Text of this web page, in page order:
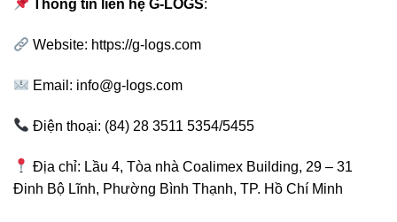
Thông tin liên hệ G-LOGS:
Website: https://g-logs.com
Email: info@g-logs.com
Điện thoại: (84) 28 3511 5354/5455
Địa chỉ: Lầu 4, Tòa nhà Coalimex Building, 29 – 31
Đinh Bộ Lĩnh, Phường Bình Thạnh, TP. Hồ Chí Minh